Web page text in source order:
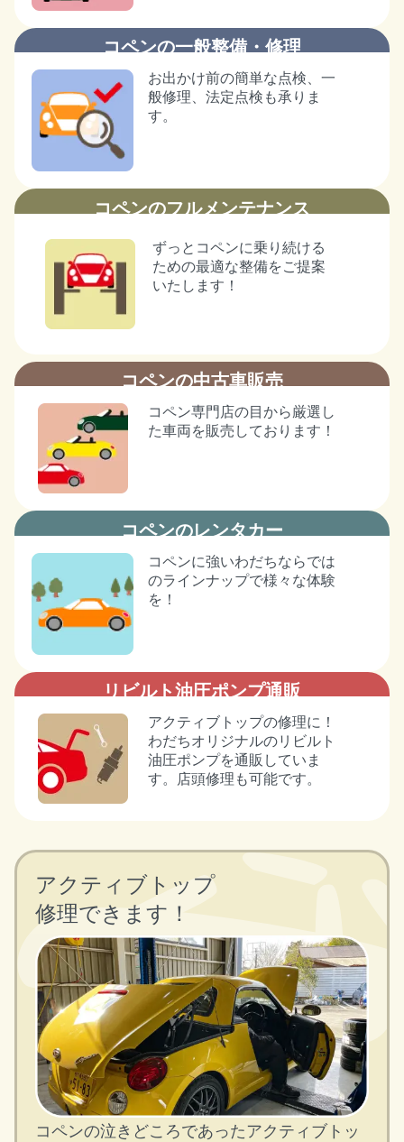
コペンの一般整備・修理
お出かけ前の簡単な点検、一
般修理、法定点検も承りま
す。
コペンのフルメンテナンス
ずっとコペンに乗り続ける
ための最適な整備をご提案
いたします！
コペンの中古車販売
コペン専門店の目から厳選し
た車両を販売しております！
コペンのレンタカー
コペンに強いわだちならでは
のラインナップで様々な体験
を！
リビルト油圧ポンプ通販
アクティブトップの修理に！
わだちオリジナルのリビルト
油圧ポンプを通販していま
す。店頭修理も可能です。
アクティブトップ
修理できます！
コペンの泣きどころであったアクティブトッ